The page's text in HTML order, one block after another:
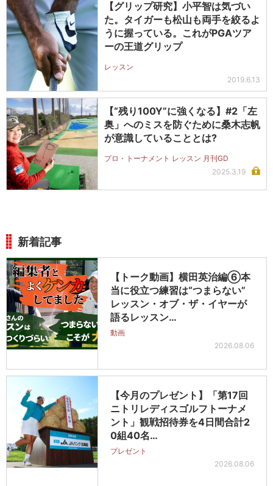
【グリップ研究】小平智は気づい
た。タイガーも松山も両手を絞るよ
うに握っている。これがPGAツア
ーの王道グリップ
レッスン
2019.6.13
【“残り100Y”に強くなる】#2「左
奥」へのミスを防ぐために桑木志帆
が意識していることとは?
プロ・トーナメント レッスン 月刊GD
2025.3.19
新着記事
【トーク動画】横田英治編⑥本
当に役立つ練習は“つまらない”
レッスン・オブ・ザ・イヤーが
語るレッスン…
動画
2026.08.06
【今月のプレゼント】「第17回
ニトリレディスゴルフトーナメ
ント」観戦招待券を4日間合計2
0組40名…
プレゼント
2026.08.06